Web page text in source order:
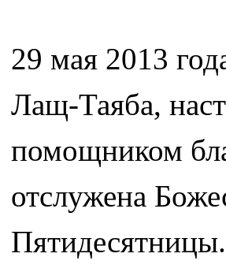
29 мая 2013
Лащ-Таяба,
помощником
отслужена